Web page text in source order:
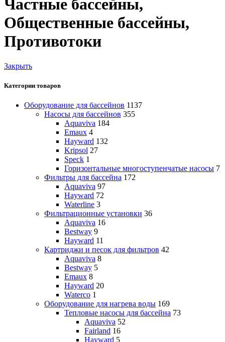
Частные бассейны,
Общественные бассейны,
Противотоки
Закрыть
Категории товаров
Оборудование для бассейнов 1137
Насосы для бассейнов 355
Aquaviva 184
Emaux 4
Hayward 132
Kripsol 27
Speck 1
Горизонтальные многоступенчатые насосы 7
Фильтры для бассейна 172
Aquaviva 97
Hayward 72
Waterline 3
Фильтрационные установки 36
Aquaviva 16
Bestway 9
Hayward 11
Картриджи и песок для фильтров 42
Aquaviva 8
Bestway 5
Emaux 8
Hayward 20
Waterco 1
Оборудование для нагрева воды 169
Тепловые насосы для бассейна 73
Aquaviva 52
Fairland 16
Hayward 5